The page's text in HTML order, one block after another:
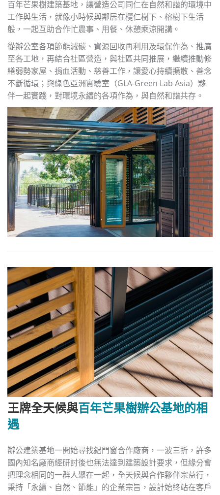
百年芒果樹建築基地，讓營造公司同仁在自然和諧的環境中
工作與生活，就像小時候與鄰居在欖仁樹下、榕樹下生活
般，一起互助合作忙農事、用餐、休憩乘涼開講。
從辦公室各項節能減碳、資源回收再利用及環保作為、推廣
至各工地，再結合社區營造，與社區共同推展，繼續推動修
繕弱勢家屋、捐血活動、慈善工作，讓愛心持續擴散、善念
不斷循環；與綠色亞洲實驗室（GLA-Green Lab Asia）夥
伴一起實踐，對環境永續的各項作為，與自然和諧共存。
王牌全天候與百年芒果樹辦公基地的相
遇
辦公建築基地一開始尋找鋁門窗合作廠商，一波三折，許多
國內知名廠商經研討後也無法達到建築設計要求，但緣分會
把理念相同的一群人聚在一起，全天候與合作夥伴宗益行，
秉持「永續、自然、節能」的企業宗旨，設計始終站在客戶